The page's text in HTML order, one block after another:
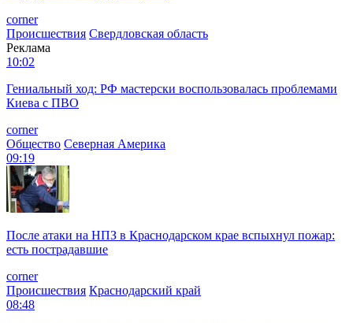
corner
Происшествия Свердловская область
Реклама
10:02
Гениальный ход: РФ мастерски воспользовалась проблемами
Киева с ПВО
corner
Общество Северная Америка
09:19
После атаки на НПЗ в Краснодарском крае вспыхнул пожар:
есть пострадавшие
corner
Происшествия Краснодарский край
08:48